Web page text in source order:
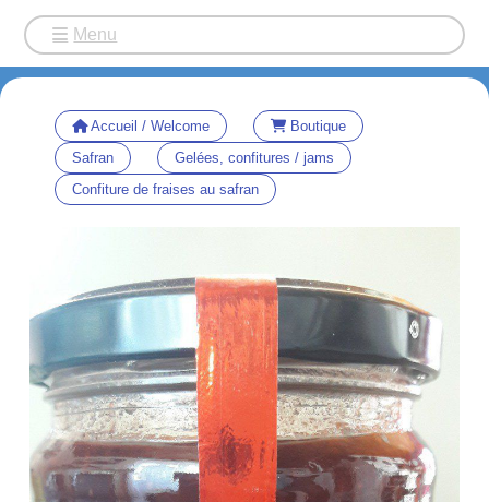
Menu
Accueil / Welcome
Boutique
Safran
Gelées, confitures / jams
Confiture de fraises au safran